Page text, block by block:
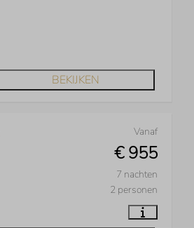
BEKIJKEN
Vanaf
€ 955
7 nachten
2 personen